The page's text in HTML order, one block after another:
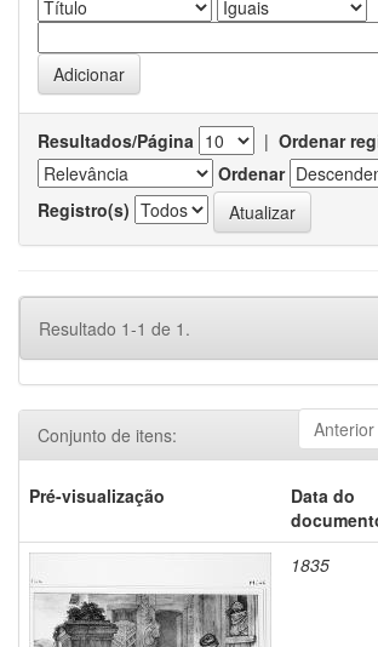
Resultados/Página | Ordenar
Ordenar
Registro(s)
Resultado 1-1 de 1.
Anterior
Conjunto de itens:
Pré-visualização
Data do
1835